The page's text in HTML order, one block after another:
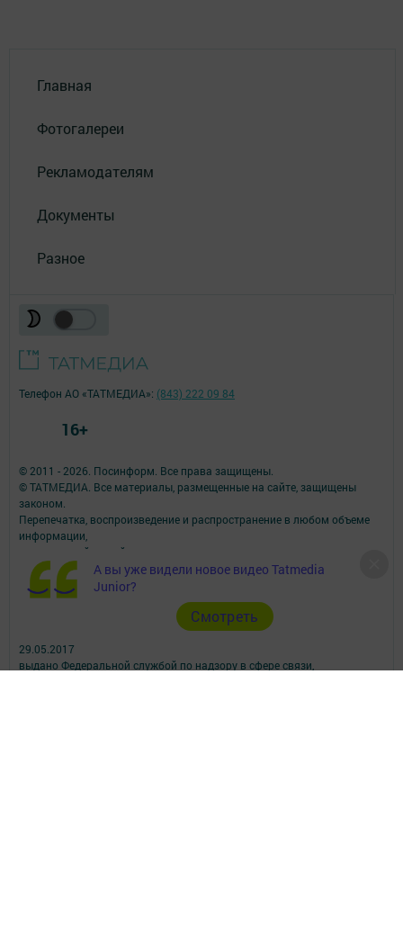
Главная
Фотогалереи
Рекламодателям
Документы
Разное
А вы уже видели новое видео Tatmedia
Junior?
Cмотреть
© 2011 - 2026. Посинформ. Все права защищены.
© ТАТМЕДИА. Все материалы, размещенные на сайте, защищены
законом.
Перепечатка, воспроизведение и распространение в любом объеме
информации,
размещенной на сайте, возможна только с письменного согласия
редакций СМИ.
При поддержке Республиканского агентства по печати и массовым
коммуникациям.
Наименование СМИ: Посинформ
№ свидетельства о регистрации СМИ, дата: ЭЛ № ФС 77 - 69869 от
29.05.2017
выдано Федеральной службой по надзору в сфере связи,
Телефон АО «ТАТМЕДИА»: (843) 222 09 84
16+